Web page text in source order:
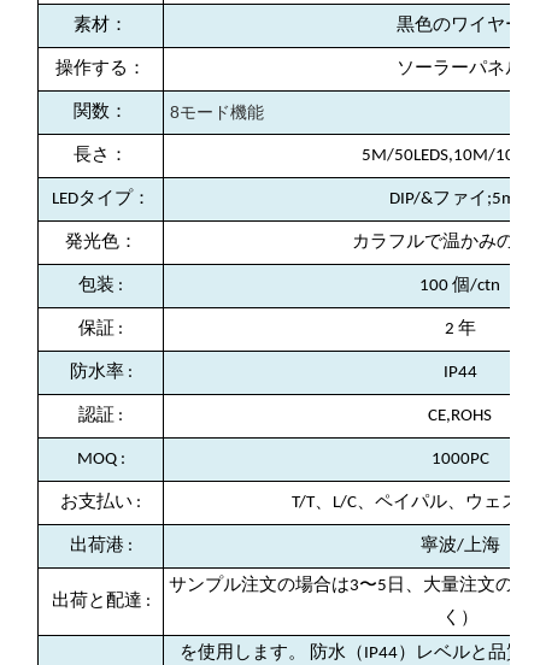
素材： 黒色のワイヤー
操作する： ソーラーパネル
関数： 8モード機能
長さ： 5M/50LEDS,10M/
LEDタイプ： DIP/&ファイ;5mm
発光色： カラフルで温かみのあ
包装 : 100 個/ctn
保証 : 2 年
防水率 : IP44
認証 : CE,ROHS
MOQ : 1000PC
お支払い : T/T、L/C、ペイパル、ウェス
出荷港 : 寧波/上海
出荷と配達 :
サンプル注文の場合は3〜5日、大量注文の場
く）
を使用します。 防水（IP44）レベルと品質